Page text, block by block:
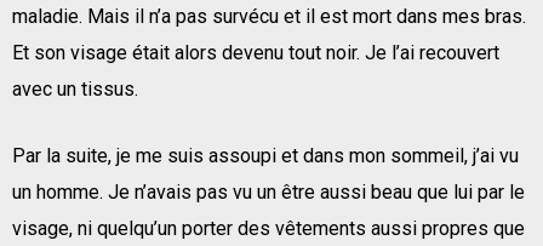
maladie. Mais il n’a pas survécu et il est mort dans mes bras.
Et son visage était alors devenu tout noir. Je l’ai recouvert
avec un tissus.
Par la suite, je me suis assoupi et dans mon sommeil, j’ai vu
un homme. Je n’avais pas vu un être aussi beau que lui par le
visage, ni quelqu’un porter des vêtements aussi propres que